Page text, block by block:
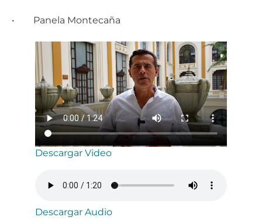
• Panela Montecaña
Descargar Video
Descargar Audio